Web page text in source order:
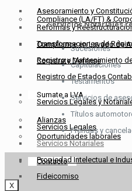
Compliance (LA/FT) &
Compliance en Lavado de
Corporate Defense
Sumate a LVA
Alianzas
Oportunidades laborales
Contacto
X
Asesoramiento y
Reformas y
Transformaciones de
Registro y Mantenimiento
Registro de Estados
Servicios Legales y
Servicios Legales
Servicios Notariales
Propiedad Intelectual e
Fideicomiso
Servicios Notariales
Sucesiones
Capitulaciones
Testamentos
Servicios de
Títulos
Prendas y